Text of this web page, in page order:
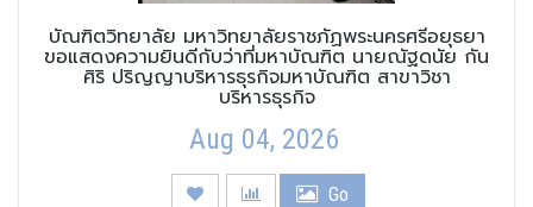
บัณฑิตวิทยาลัย มหาวิทยาลัยราชภัฏพระนครศรีอยุธยา
ขอแสดงความยินดีกับว่าที่มหาบัณฑิต นายณัฐดนัย กัน
ศิริ ปริญญาบริหารธุรกิจมหาบัณฑิต สาขาวิชา
บริหารธุรกิจ
Aug 04, 2026
Go